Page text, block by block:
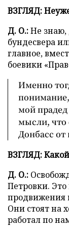
ВЗГЛЯД:
Д. О.:Не
бундесвера
главное,
боевики
Именно
мой прадед
мысли, что
Донбасс от
ВЗГЛЯД:
Д. О.:
Петровки.
продвижения
Они стоят на
работал по